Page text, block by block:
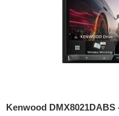
Kenwood